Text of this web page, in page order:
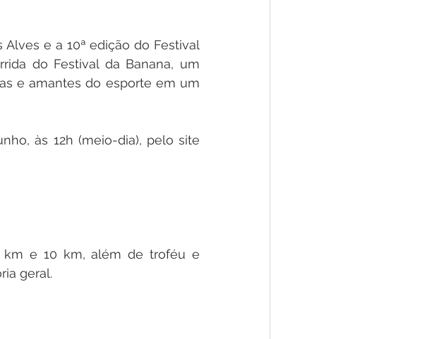
de esclarecimento Aniv. do Município
e a 10ª edição do Festival
do Festival da Banana, um
e amantes do esporte em um
às 12h (meio-dia), pelo site
km e 10 km, além de troféu e
geral.